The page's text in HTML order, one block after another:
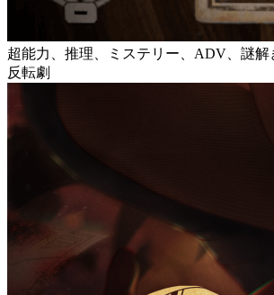
超能力、推理、ミステリー、ADV、謎解
反転劇